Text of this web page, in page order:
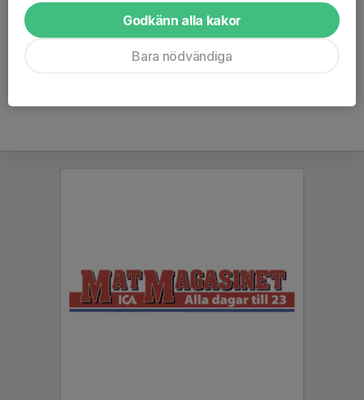
Position
-
Ålder
13 år
Godkänn alla kakor
Bara nödvändiga